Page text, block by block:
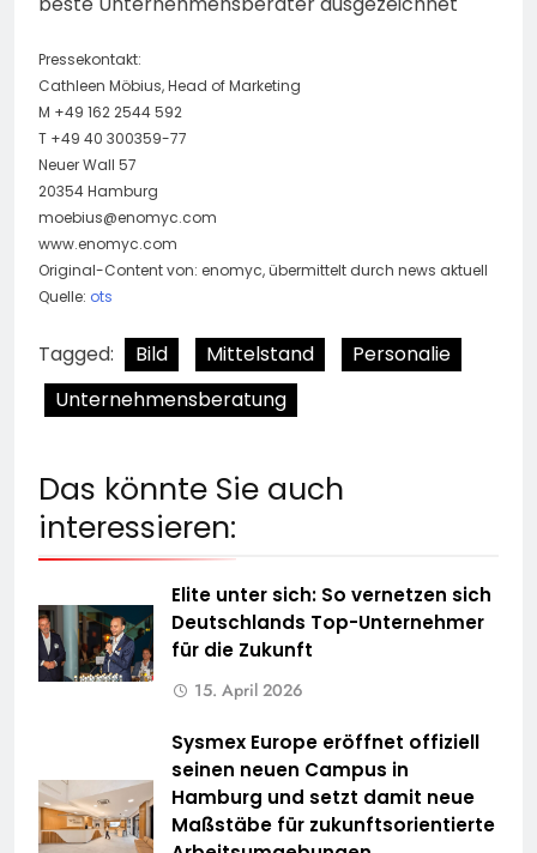
Pressekontakt:
Cathleen Möbius, Head of Marketing
M +49 162 2544 592
T +49 40 300359-77
Neuer Wall 57
20354 Hamburg
moebius@enomyc.com
www.enomyc.com
Original-Content von: enomyc, übermittelt durch news aktuell
Quelle: ots
Tagged: Bild Mittelstand
Personalie
Unternehmensberatung
Das könnte Sie auch
interessieren:
Elite unter sich: So vernetzen sich
Deutschlands Top-Unternehmer
für die Zukunft
15. April 2026
Sysmex Europe eröffnet offiziell
seinen neuen Campus in
Hamburg und setzt damit neue
Maßstäbe für zukunftsorientierte